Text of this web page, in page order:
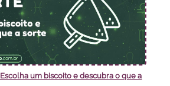
um biscoito e descubra o que a